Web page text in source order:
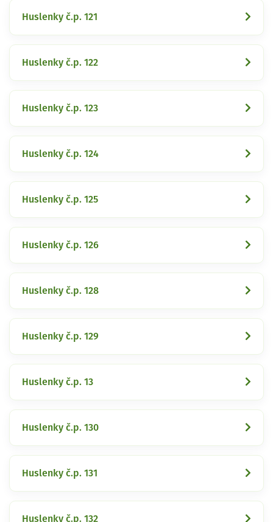
Huslenky č.p. 121
Huslenky č.p. 122
Huslenky č.p. 123
Huslenky č.p. 124
Huslenky č.p. 125
Huslenky č.p. 126
Huslenky č.p. 128
Huslenky č.p. 129
Huslenky č.p. 13
Huslenky č.p. 130
Huslenky č.p. 131
Huslenky č.p. 132